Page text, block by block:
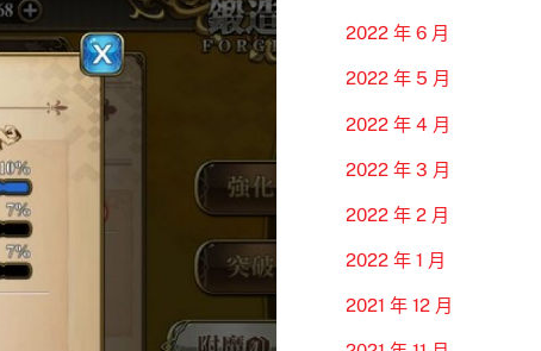
2022 年 6 月
2022 年 5 月
2022 年 4 月
2022 年 3 月
2022 年 2 月
2022 年 1 月
2021 年 12 月